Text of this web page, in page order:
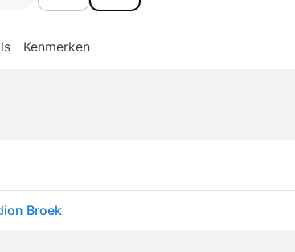
Kenmerken
Broek